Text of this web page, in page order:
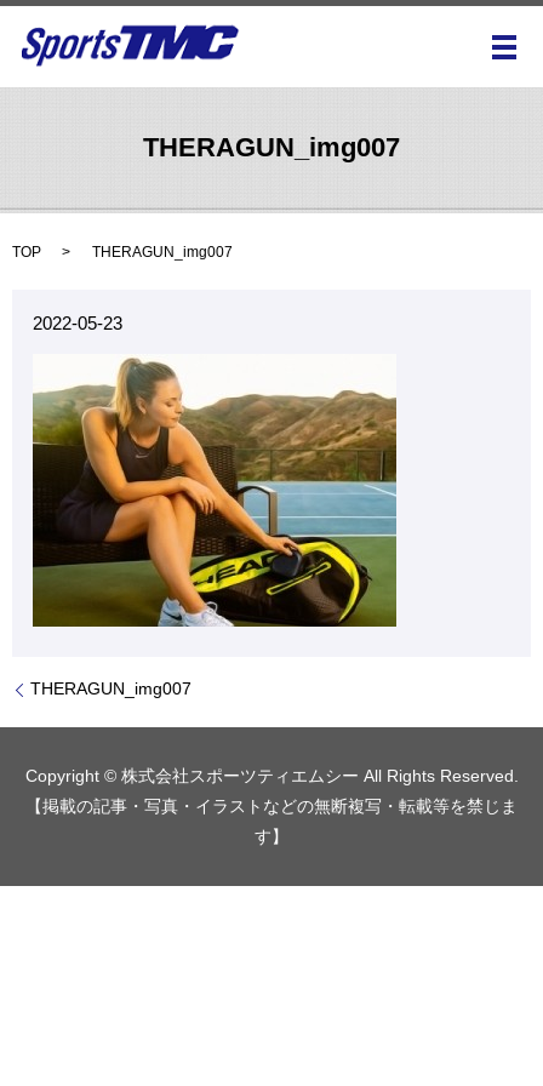
メ
THERAGUN_img007
TOP THERAGUN_img007
2022-05-23
THERAGUN_img007
Copyright © 株式会社スポーツティエムシー All Rights Reserved.
【掲載の記事・写真・イラストなどの無断複写・転載等を禁じま
す】